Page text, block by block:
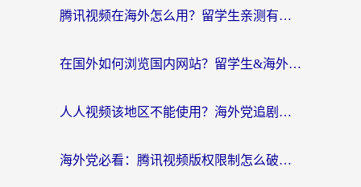
腾讯视频在海外怎么用？留学生亲测有效的回国加速器攻略
在国外如何浏览国内网站？留学生&海外华人的无缝访问指南
人人视频该地区不能使用？海外党追剧看片的终极解决方案来了
海外党必看：腾讯视频版权限制怎么破？3步让你轻松追剧